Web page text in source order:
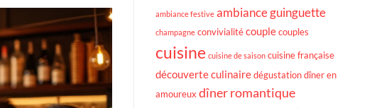
ambiance festive ambiance guinguette
champagne convivialitécouplecouples
cuisine cuisine de saison cuisine française
découverte culinairedégustationdîner en
amoureux dîner romantique